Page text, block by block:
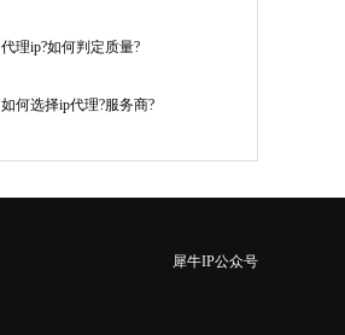
代理ip?如何判定质量?
如何选择ip代理?服务商?
犀牛IP公众号